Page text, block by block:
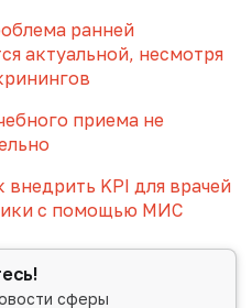
ранней
актуальной, несмотря
приема не
KPI для врачей
с помощью МИС
сферы